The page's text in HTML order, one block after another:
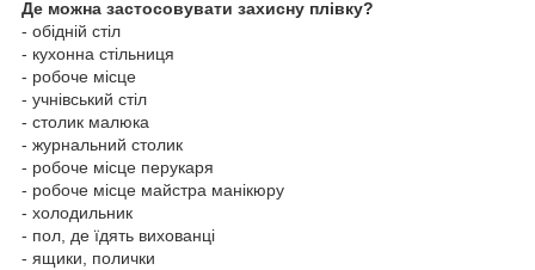
Де можна застосовувати захисну плівку?
- обідній стіл
- кухонна стільниця
- робоче місце
- учнівський стіл
- столик малюка
- журнальний столик
- робоче місце перукаря
- робоче місце майстра манікюру
- холодильник
- пол, де їдять вихованці
- ящики, полички